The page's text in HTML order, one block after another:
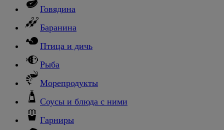
Говядина
Баранина
Птица и дичь
Рыба
Морепродукты
Соусы и блюда с ними
Гарниры